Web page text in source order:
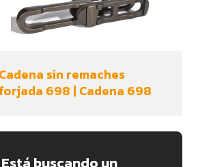
Cadena sin remaches
forjada 698 | Cadena 698
buscando un